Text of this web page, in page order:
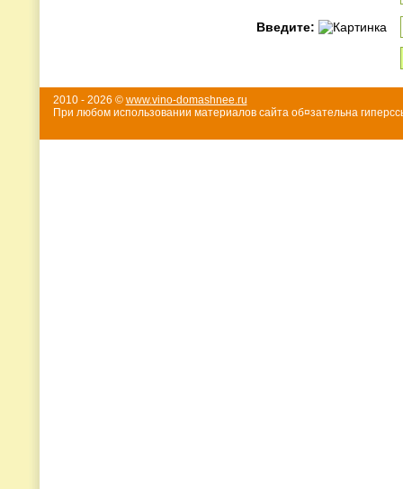
Введите:
2010 - 2026 © www.vino-domashnee.ru
При любом использовании материалов сайта об¤зательна